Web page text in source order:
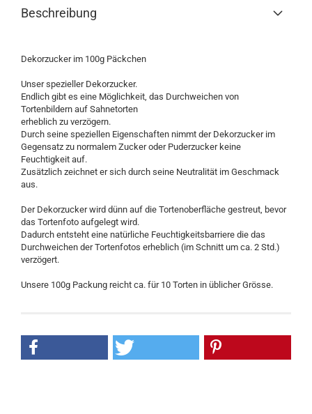
Beschreibung
Dekorzucker im 100g Päckchen
Unser spezieller Dekorzucker.
Endlich gibt es eine Möglichkeit, das Durchweichen von
Tortenbildern auf Sahnetorten
erheblich zu verzögern.
Durch seine speziellen Eigenschaften nimmt der Dekorzucker im
Gegensatz zu normalem Zucker oder Puderzucker keine
Feuchtigkeit auf.
Zusätzlich zeichnet er sich durch seine Neutralität im Geschmack
aus.
Der Dekorzucker wird dünn auf die Tortenoberfläche gestreut, bevor
das Tortenfoto aufgelegt wird.
Dadurch entsteht eine natürliche Feuchtigkeitsbarriere die das
Durchweichen der Tortenfotos erheblich (im Schnitt um ca. 2 Std.)
verzögert.
Unsere 100g Packung reicht ca. für 10 Torten in üblicher Grösse.